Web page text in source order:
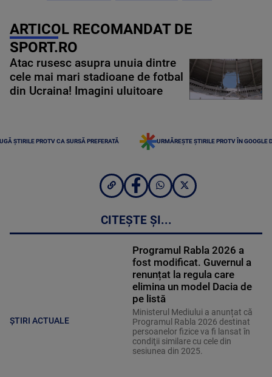
ARTICOL RECOMANDAT DE
SPORT.RO
Atac rusesc asupra unuia dintre
cele mai mari stadioane de fotbal
din Ucraina! Imagini uluitoare
ȘTIRILE PROTV CA SURSĂ PREFERATĂ URMĂREȘTE ȘTIRILE PROTV ÎN GOOGLE
CITEȘTE ȘI...
ȘTIRI ACTUALE
Programul Rabla 2026 a
fost modificat. Guvernul a
renunțat la regula care
elimina un model Dacia de
pe listă
Ministerul Mediului a anunțat că
Programul Rabla 2026 destinat
persoanelor fizice va fi lansat în
condiţii similare cu cele din
sesiunea din 2025.